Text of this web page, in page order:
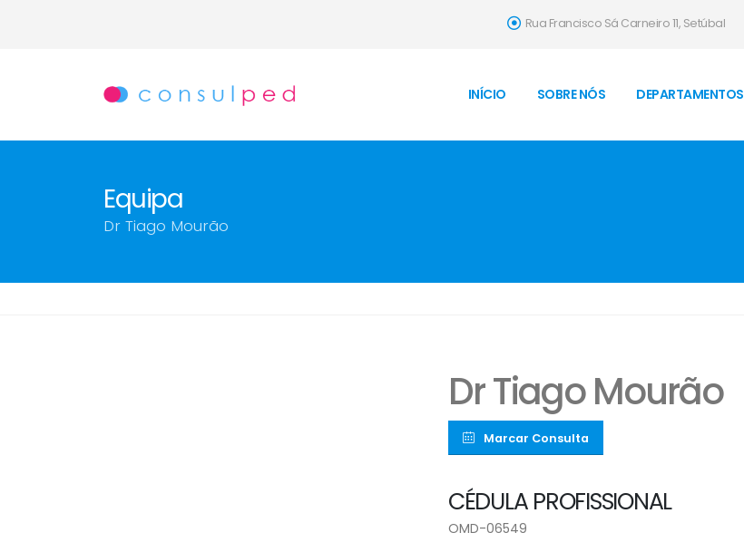
Rua Francisco Sá Carneiro 11, Setúbal
INÍCIO SOBRE NÓS DEPARTAMENTOS
Equipa
Dr Tiago Mourão
Dr Tiago Mourão
Marcar Consulta
CÉDULA PROFISSIONAL
OMD-06549